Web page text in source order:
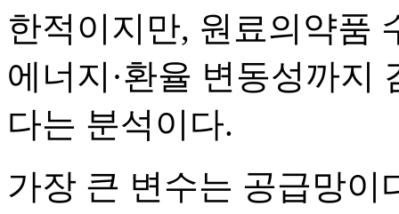
한적이지만, 원료의약품
에너지·환율 변동성까지
다는 분석이다.
가장 큰 변수는 공급망이